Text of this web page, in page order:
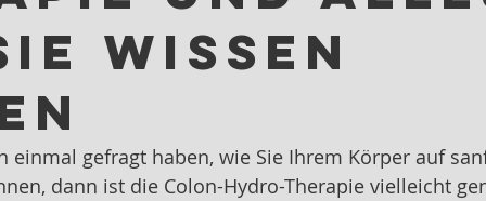
wissen
einmal gefragt haben, wie Sie Ihrem Körper auf
dann ist die Colon-Hydro-Therapie vielleicht